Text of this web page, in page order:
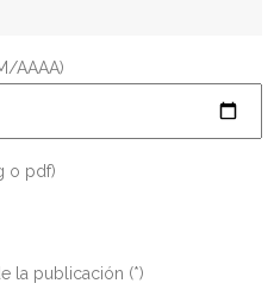
AAAA)
o pdf)
la publicación (*)